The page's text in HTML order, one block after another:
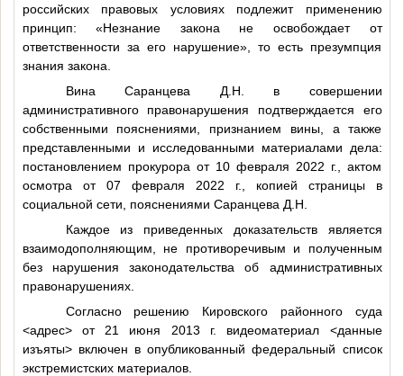
российских правовых условиях подлежит применению
принцип: «Незнание закона не освобождает от
ответственности за его нарушение», то есть презумпция
знания закона.
Вина Саранцева Д.Н. в совершении
административного правонарушения подтверждается его
собственными пояснениями, признанием вины, а также
представленными и исследованными материалами дела:
постановлением прокурора от 10 февраля 2022 г., актом
осмотра от 07 февраля 2022 г., копией страницы в
социальной сети, пояснениями Саранцева Д.Н.
Каждое из приведенных доказательств является
взаимодополняющим, не противоречивым и полученным
без нарушения законодательства об административных
правонарушениях.
Согласно решению Кировского районного суда
<адрес>от 21 июня 2013 г. видеоматериал <данные
изъяты>включен в опубликованный федеральный список
экстремистских материалов.